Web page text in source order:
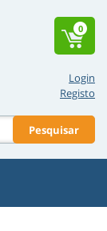
Login
Registo
Pesquisar
0